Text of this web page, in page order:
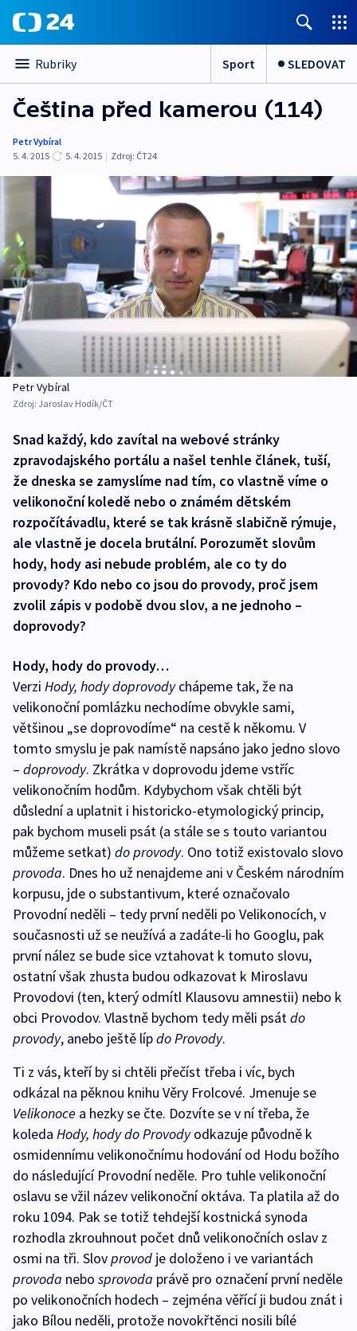
Rubriky Sport SLEDOVAT
Čeština před kamerou (114)
Petr Vybíral
5. 4. 2015
5. 4. 2015 | Zdroj: ČT24
Petr Vybíral
Zdroj: Jaroslav Hodík/ČT
Snad každý, kdo zavítal na webové stránky
zpravodajského portálu a našel tenhle článek, tuší,
že dneska se zamyslíme nad tím, co vlastně víme o
velikonoční koledě nebo o známém dětském
rozpočítávadlu, které se tak krásně slabičně rýmuje,
ale vlastně je docela brutální. Porozumět slovům
hody, hody asi nebude problém, ale co ty do
provody? Kdo nebo co jsou do provody, proč jsem
zvolil zápis v podobě dvou slov, a ne jednoho –
doprovody?
Hody, hody do provody…
Verzi Hody, hody doprovodychápeme tak, že na
velikonoční pomlázku nechodíme obvykle sami,
většinou „se doprovodíme“ na cestě k někomu. V
tomto smyslu je pak namístě napsáno jako jedno slovo
– doprovody. Zkrátka v doprovodu jdeme vstříc
velikonočním hodům. Kdybychom však chtěli být
důslední a uplatnit i historicko-etymologický princip,
pak bychom museli psát (a stále se s touto variantou
můžeme setkat) do provody. Ono totiž existovalo slovo
provoda. Dnes ho už nenajdeme ani v Českém národním
korpusu, jde o substantivum, které označovalo
Provodní neděli – tedy první neděli po Velikonocích, v
současnosti už se neužívá a zadáte-li ho Googlu, pak
první nález se bude sice vztahovat k tomuto slovu,
ostatní však zhusta budou odkazovat k Miroslavu
Provodovi (ten, který odmítl Klausovu amnestii) nebo k
obci Provodov. Vlastně bychom tedy měli psátdo
provody, anebo ještě lípdo Provody.
Ti z vás, kteří by si chtěli přečíst třeba i víc, bych
odkázal na pěknou knihu Věry Frolcové. Jmenuje se
Velikonoce a hezky se čte. Dozvíte se v ní třeba, že
koleda Hody, hody do Provodyodkazuje původně k
osmidennímu velikonočnímu hodování od Hodu božího
do následující Provodní neděle. Pro tuhle velikonoční
oslavu se vžil název velikonoční oktáva. Ta platila až do
roku 1094. Pak se totiž tehdejší kostnická synoda
rozhodla zkrouhnout počet dnů velikonočních oslav z
osmi na tři. Slovprovod je doloženo i ve variantách
provoda nebo sprovoda právě pro označení první neděle
po velikonočních hodech – zejména věřící ji budou znát i
jako Bílou neděli, protože novokřtěnci nosili bílé